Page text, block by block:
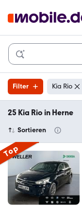
Filter Kia Rio
25 Kia Rio in Herne
Sortieren
Top